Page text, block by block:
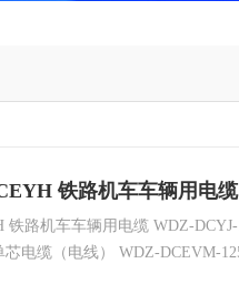
铁路机车车辆用电缆
铁路机车车辆用电缆 WDZ-
电缆（电线） WDZ-DCEVM-